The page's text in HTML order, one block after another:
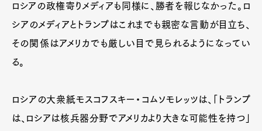
ロシアの政権寄りメディアも同様に、勝者を報じなかった。ロ
シアのメディアとトランプはこれまでも親密な言動が目立ち、
その関係はアメリカでも厳しい目で見られるようになってい
る。
ロシアの大衆紙モスコフスキー・コムソモレッツは、「トランプ
は、ロシアは核兵器分野でアメリカより大きな可能性を持つ」